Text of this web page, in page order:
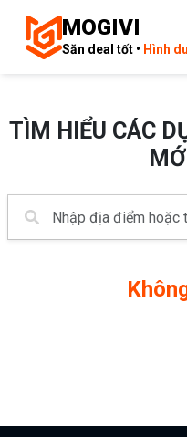
MOGIVI
Săn deal tốt • Hình
TÌM HIỂU CÁC